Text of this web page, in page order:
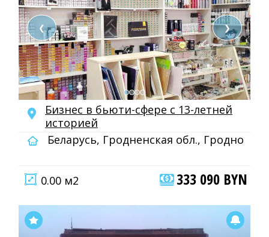
❮ ❯
Бизнес в бьюти-сфере с 13-летней
историей
Беларусь, Гродненская обл., Гродно
0.00 м2 333 090 BYN